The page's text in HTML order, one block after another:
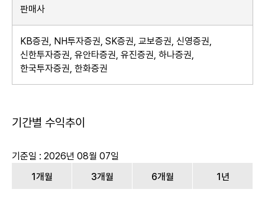
판매사
KB증권, NH투자증권, SK증권, 교보증권, 신영증권,
신한투자증권, 유안타증권, 유진증권, 하나증권,
한국투자증권, 한화증권
기간별 수익추이
기준일 : 2026년 08월 07일
1개월
3개월 6개월 1년